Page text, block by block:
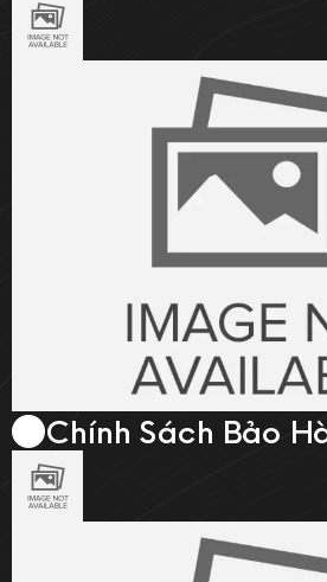
Chính Sách Bảo